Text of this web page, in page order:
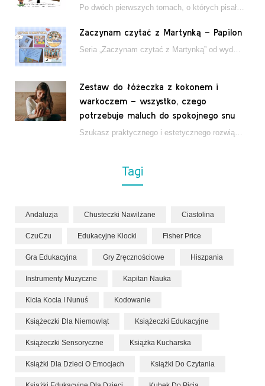
Zaczynam czytać z Martynką – Papilon
Zestaw do łóżeczka z kokonem i
warkoczem – wszystko, czego
potrzebuje maluch do spokojnego snu
Tagi
Andaluzja Chusteczki Nawilżane Ciastolina
CzuCzu Edukacyjne Klocki Fisher Price
Gra Edukacyjna Gry Zręcznościowe Hiszpania
Instrumenty Muzyczne Kapitan Nauka
Kicia Kocia I Nunuś Kodowanie
Książeczki Dla Niemowląt Książeczki Edukacyjne
Książeczki Sensoryczne Książka Kucharska
Książki Dla Dzieci O Emocjach Książki Do Czytania